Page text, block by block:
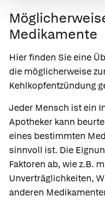
Medikamente
Hier finden Sie eine
die möglicherweise
Kehlkopfentzündung
Jeder Mensch ist ein
Apotheker kann
eines bestimmten
sinnvoll ist. Die
Faktoren ab, wie z.B.
Unverträglichkeiten,
anderen